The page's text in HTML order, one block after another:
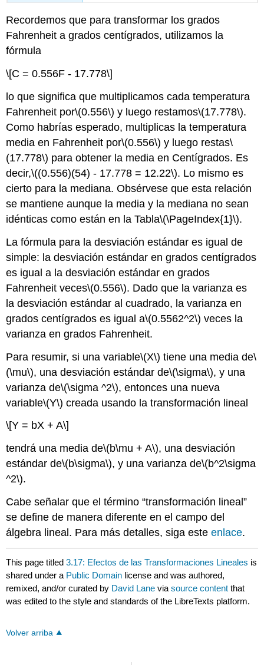
Recordemos que para transformar los grados
Fahrenheit a grados centígrados, utilizamos la
fórmula
\[C = 0.556F - 17.778\]
lo que significa que multiplicamos cada temperatura
Fahrenheit por\(0.556\) y luego restamos\(17.778\).
Como habrías esperado, multiplicas la temperatura
media en Fahrenheit por\(0.556\) y luego restas\
(17.778\) para obtener la media en Centígrados. Es
decir,\((0.556)(54) - 17.778 = 12.22\). Lo mismo es
cierto para la mediana. Obsérvese que esta relación
se mantiene aunque la media y la mediana no sean
idénticas como están en la Tabla\(\PageIndex{1}\).
La fórmula para la desviación estándar es igual de
simple: la desviación estándar en grados centígrados
es igual a la desviación estándar en grados
Fahrenheit veces\(0.556\). Dado que la varianza es
la desviación estándar al cuadrado, la varianza en
grados centígrados es igual a\(0.5562^2\) veces la
varianza en grados Fahrenheit.
Para resumir, si una variable\(X\) tiene una media de\
(\mu\), una desviación estándar de\(\sigma\), y una
varianza de\(\sigma ^2\), entonces una nueva
variable\(Y\) creada usando la transformación lineal
\[Y = bX + A\]
tendrá una media de\(b\mu + A\), una desviación
estándar de\(b\sigma\), y una varianza de\(b^2\sigma
^2\).
Cabe señalar que el término “transformación lineal”
se define de manera diferente en el campo del
álgebra lineal. Para más detalles, siga esteenlace.
This page titled3.17: Efectos de las Transformaciones Lineales is
shared under a Public Domain license and was authored,
remixed, and/or curated by David Lane viasource content that
was edited to the style and standards of the LibreTexts platform.
Volver arriba